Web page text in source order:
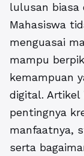
lulusan biasa
Mahasiswa
menguasai
mampu
kemampuan
digital. Artikel
pentingnya
manfaatnya,
serta